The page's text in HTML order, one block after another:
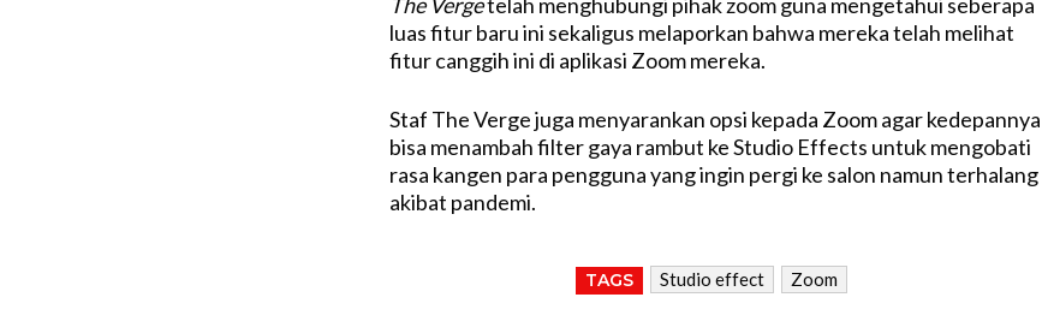
The Vergetelah menghubungi pihak zoom guna mengetahui seberapa
luas fitur baru ini sekaligus melaporkan bahwa mereka telah melihat
fitur canggih ini di aplikasi Zoom mereka.
Staf The Verge juga menyarankan opsi kepada Zoom agar kedepannya
bisa menambah filter gaya rambut ke Studio Effects untuk mengobati
rasa kangen para pengguna yang ingin pergi ke salon namun terhalang
akibat pandemi.
TAGS Studio effect Zoom